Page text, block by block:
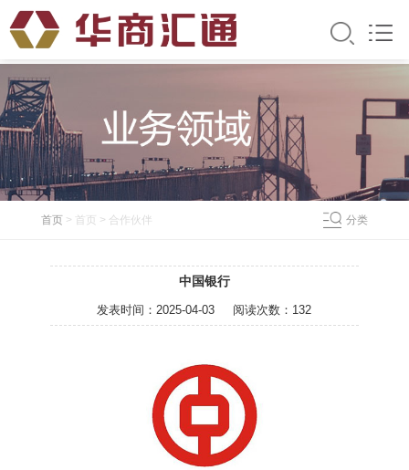
首页> 首页 > 合作伙伴 分类
中国银行
发表时间： 2025-04-03 阅读次数： 132